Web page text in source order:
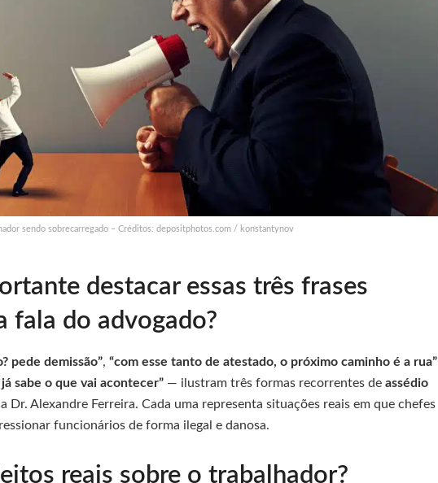
sendo sobrecarregado – Créditos: depositphotos.com / konstantynov
destacar essas três frases
fala do advogado?
pede demissão”, “com esse tanto de atestado, o próximo caminho é a rua”
sabe o que vai acontecer” — ilustram três formas recorrentes de assédio
Dr. Alexandre Ferreira. Cada uma representa situações reais em que chefes
funcionários de forma ilegal e danosa.
reais sobre o trabalhador?